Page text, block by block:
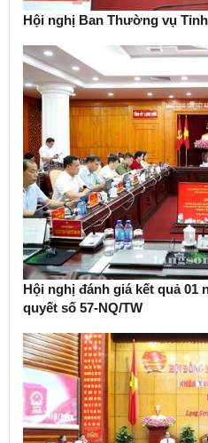
Hội nghị Ban Thường vụ
Hội nghị đánh giá kết quả 01
quyết số 57-NQ/TW